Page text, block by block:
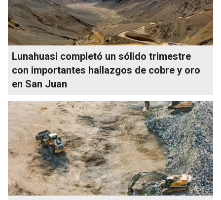
Lunahuasi completó un sólido trimestre
con importantes hallazgos de cobre y oro
en San Juan